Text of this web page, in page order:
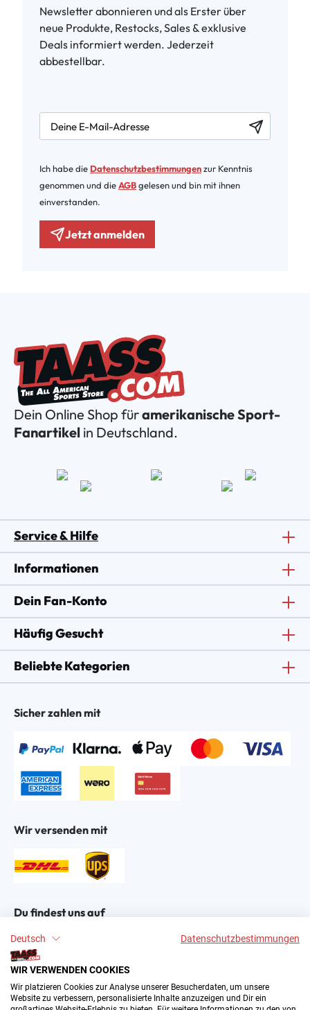
Deutsch Datenschutzbestimmungen
WIR VERWENDEN COOKIES
Wir platzieren Cookies zur Analyse unserer Besucherdaten, um unsere
Website zu verbessern, personalisierte Inhalte anzuzeigen und Dir ein
Newsletter abonnieren und als Erster über
neue Produkte, Restocks, Sales & exklusive
Deals informiert werden. Jederzeit
abbestellbar.
newsletter.labelEmail
Ich habe die Datenschutzbestimmungenzur Kenntnis
genommen und dieAGBgelesen und bin mit ihnen
einverstanden.
Jetzt anmelden
Dein Online Shop füramerikanische Sport-
Fanartikel in Deutschland.
Service & Hilfe
Informationen
Dein Fan-Konto
Häufig Gesucht
Beliebte Kategorien
Sicher zahlen mit
Wir versenden mit
Du findest uns auf